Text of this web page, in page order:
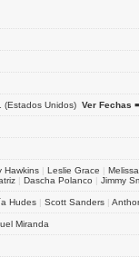
(Estados Unidos) Ver Fechas
Hawkins | Leslie Grace |
| Dascha Polanco | Jimmy
Hudes | Scott Sanders |
Miranda